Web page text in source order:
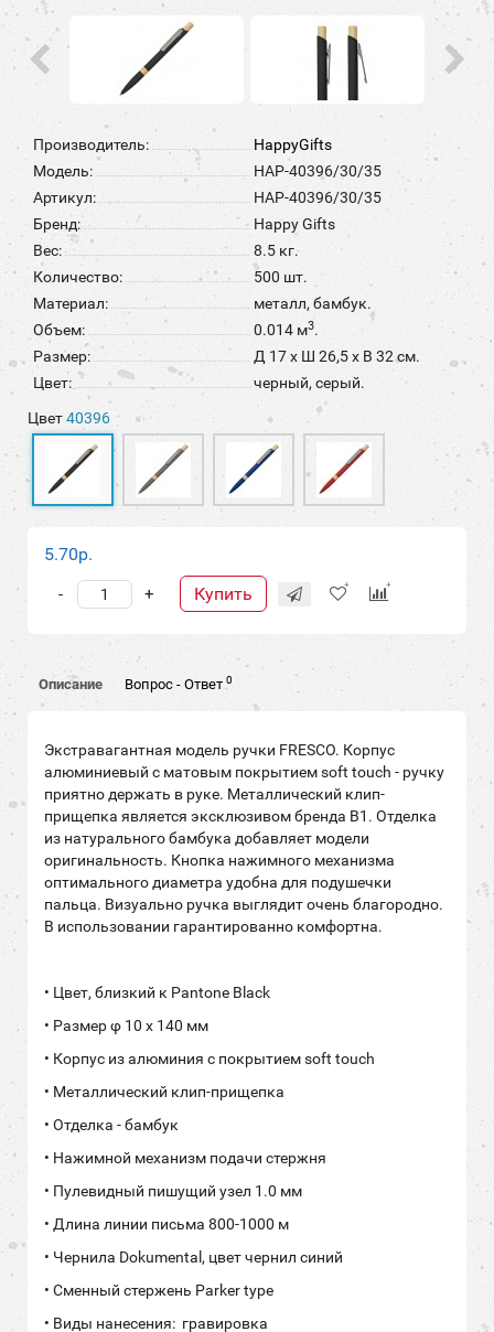
Производитель:
HappyGifts
Модель:
HAP-40396/30/35
Артикул:
HAP-40396/30/35
Бренд:
Happy Gifts
Вес:
8.5 кг.
Количество:
500 шт.
Материал:
металл, бамбук.
Объем:
0.014 м3.
Размер:
Д 17 x Ш 26,5 x В 32 см.
Цвет:
черный, серый.
Цвет40396
5.70р.
+
- Купить
Описание Вопрос - Ответ0
Экстравагантная модель ручки FRESCO. Корпус
алюминиевый с матовым покрытием soft touch - ручку
приятно держать в руке. Металлический клип-
прищепка является эксклюзивом бренда В1. Отделка
из натурального бамбука добавляет модели
оригинальность. Кнопка нажимного механизма
оптимального диаметра удобна для подушечки
пальца. Визуально ручка выглядит очень благородно.
В использовании гарантированно комфортна.
• Цвет, близкий к Pantone Black
• Размер φ 10 x 140 мм
• Корпус из алюминия с покрытием soft touch
• Металлический клип-прищепка
• Отделка - бамбук
• Нажимной механизм подачи стержня
• Пулевидный пишущий узел 1.0 мм
• Длина линии письма 800-1000 м
• Чернила Dokumental, цвет чернил синий
• Сменный стержень Parker type
• Виды нанесения: гравировка